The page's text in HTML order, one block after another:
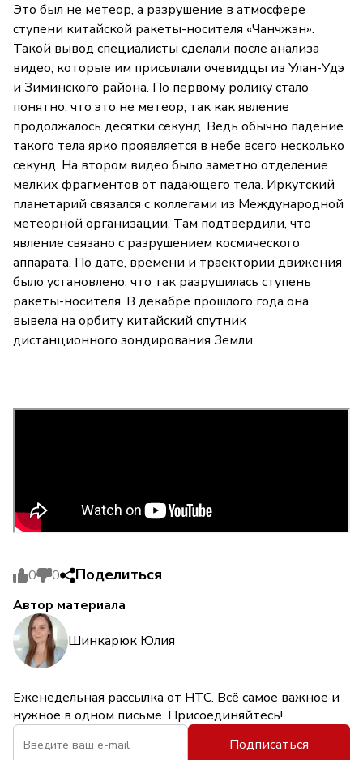
Это был не метеор, а разрушение в атмосфере
ступени китайской ракеты-носителя «Чанчжэн».
Такой вывод специалисты сделали после анализа
видео, которые им присылали очевидцы из Улан-Удэ
и Зиминского района. По первому ролику стало
понятно, что это не метеор, так как явление
продолжалось десятки секунд. Ведь обычно падение
такого тела ярко проявляется в небе всего несколько
секунд. На втором видео было заметно отделение
мелких фрагментов от падающего тела. Иркутский
планетарий связался с коллегами из Международной
метеорной организации. Там подтвердили, что
явление связано с разрушением космического
аппарата. По дате, времени и траектории движения
было установлено, что так разрушилась ступень
ракеты-носителя. В декабре прошлого года она
вывела на орбиту китайский спутник
дистанционного зондирования Земли.
0 0 Поделиться
Автор материала
Шинкарюк Юлия
Еженедельная рассылка от НТС. Всё самое важное и
нужное в одном письме. Присоединяйтесь!
Подписаться